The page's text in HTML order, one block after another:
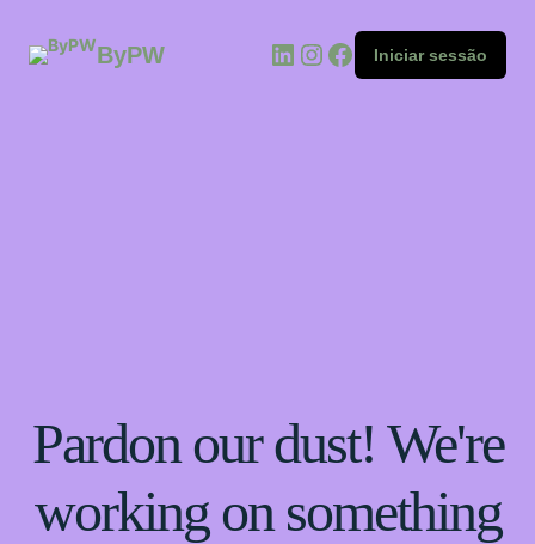
ByPW Iniciar sessão
Pardon our dust! We're
working on something